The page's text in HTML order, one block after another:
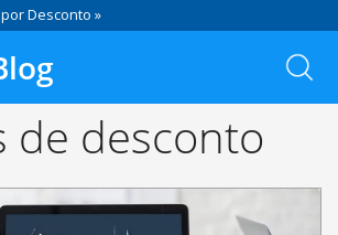
Desconto »
de desconto